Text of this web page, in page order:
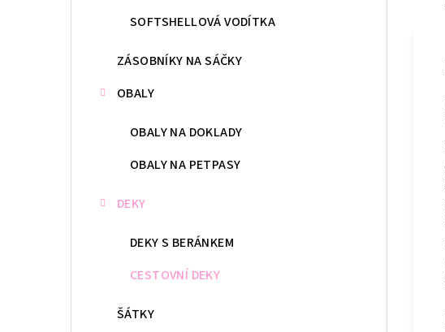
SOFTSHELLOVÁ VODÍTKA
ZÁSOBNÍKY NA SÁČKY
OBALY
OBALY NA DOKLADY
OBALY NA PETPASY
DEKY
DEKY S BERÁNKEM
CESTOVNÍ DEKY
ŠÁTKY